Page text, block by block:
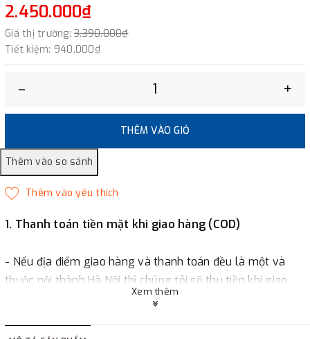
2.450.000₫
Giá thị trường: 3.390.000₫
Tiết kiệm: 940.000₫
– +
THÊM VÀO GIỎ
1. Thanh toán tiền mặt khi giao hàng (COD)
- Nếu địa điểm giao hàng và thanh toán đều là một và
thuộc nội thành Hà Nội thì chúng tôi sẽ thu tiền khi giao
hàng hoặc khách hàng đặt tiền trước một phần giá trị đơn
Xem thêm